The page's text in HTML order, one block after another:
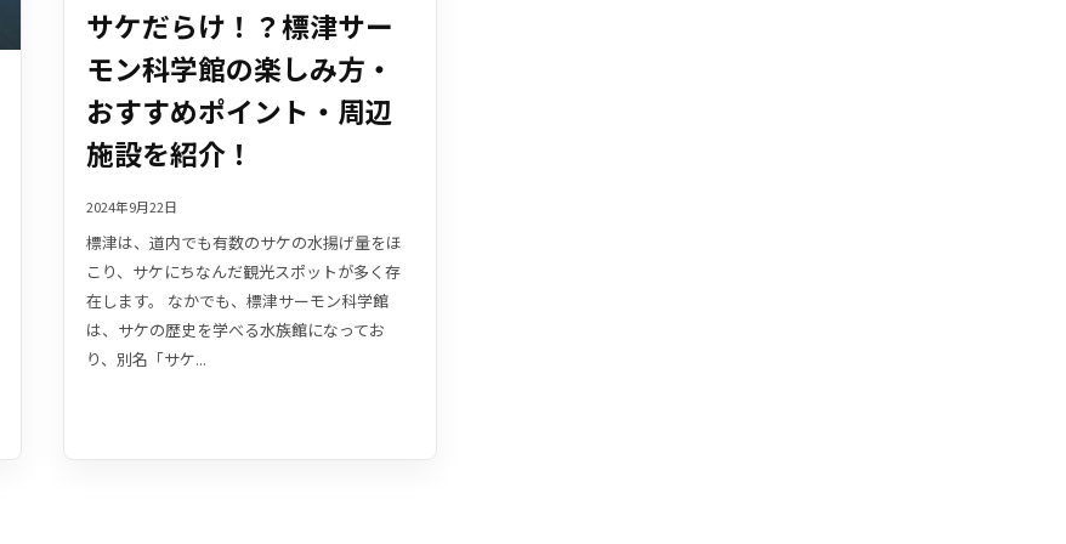
サケだらけ！？標津サー
モン科学館の楽しみ方・
おすすめポイント・周辺
施設を紹介！
2024年9月22日
標津は、道内でも有数のサケの水揚げ量をほ
こり、サケにちなんだ観光スポットが多く存
在します。 なかでも、標津サーモン科学館
は、サケの歴史を学べる水族館になってお
り、別名「サケ...